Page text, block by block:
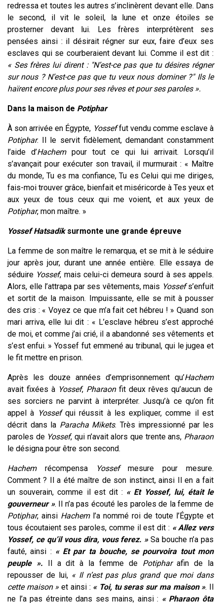
redressa et toutes les autres s’inclinèrent devant elle. Dans
le second, il vit le soleil, la lune et onze étoiles se
prosterner devant lui. Les frères interprétèrent ses
pensées ainsi : il désirait régner sur eux, faire d’eux ses
esclaves qui se courberaient devant lui. Comme il est dit :
« Ses frères lui dirent : "N’est-ce pas que tu désires régner
sur nous ? N’est-ce pas que tu veux nous dominer ?" Ils le
haïrent encore plus pour ses rêves et pour ses paroles ».
Dans la maison de Potiphar
À son arrivée en Égypte, Yosseffut vendu comme esclave à
Potiphar. Il le servit fidèlement, demandant constamment
l’aide d’Hachempour tout ce qui lui arrivait. Lorsqu’il
s’avançait pour exécuter son travail, il murmurait : « Maître
du monde, Tu es ma confiance, Tu es Celui qui me diriges,
fais-moi trouver grâce, bienfait et miséricorde à Tes yeux et
aux yeux de tous ceux qui me voient, et aux yeux de
Potiphar, mon maître. »
Yossef Hatsadiksurmonte une grande épreuve
La femme de son maître le remarqua, et se mit à le séduire
jour après jour, durant une année entière. Elle essaya de
séduire Yossef, mais celui-ci demeura sourd à ses appels.
Alors, elle l’attrapa par ses vêtements, mais Yossefs’enfuit
et sortit de la maison. Impuissante, elle se mit à pousser
des cris : « Voyez ce que m’a fait cet hébreu ! » Quand son
mari arriva, elle lui dit : « L’esclave hébreu s’est approché
de moi, et comme j’ai crié, il a abandonné ses vêtements et
s’est enfui. » Yossef fut emmené au tribunal, qui le jugea et
le fit mettre en prison.
Après les douze années d’emprisonnement qu’Hachem
avait fixées à Yossef, Pharaonfit deux rêves qu’aucun de
ses sorciers ne parvint à interpréter. Jusqu’à ce qu’on fit
appel à Yossefqui réussit à les expliquer, comme il est
décrit dans la Paracha Mikets. Très impressionné par les
paroles de Yossef, qui n’avait alors que trente ans, Pharaon
le désigna pour être son second.
Hachemrécompensa Yossefmesure pour mesure.
Comment ? Il a été maître de son instinct, ainsi Il en a fait
un souverain, comme il est dit : « Et Yossef, lui, était le
gouverneur ». Il n’a pas écouté les paroles de la femme de
Potiphar, ainsi Hacheml’a nommé roi de toute l’Égypte et
tous écoutaient ses paroles, comme il est dit : « Allez vers
Yossef, ce qu’il vous dira, vous ferez. »Sa bouche n’a pas
fauté, ainsi : « Et par ta bouche, se pourvoira tout mon
peuple ». Il a dit à la femme de Potipharafin de la
repousser de lui, « Il n’est pas plus grand que moi dans
cette maison » et ainsi : « Toi, tu seras sur ma maison ». Il
ne l’a pas étreinte dans ses mains, ainsi : « Pharaon ôta